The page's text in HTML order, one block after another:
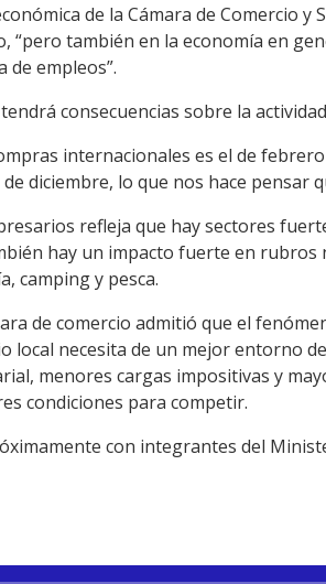
de la Cámara de Comercio
“pero también en la economía en
de empleos”.
consecuencias sobre la
internacionales es el de
diciembre, lo que nos hace pensar
refleja que hay sectores
hay un impacto fuerte en rubros
camping y pesca.
de comercio admitió que el
local necesita de un mejor entorno
menores cargas impositivas y
condiciones para competir.
con integrantes del